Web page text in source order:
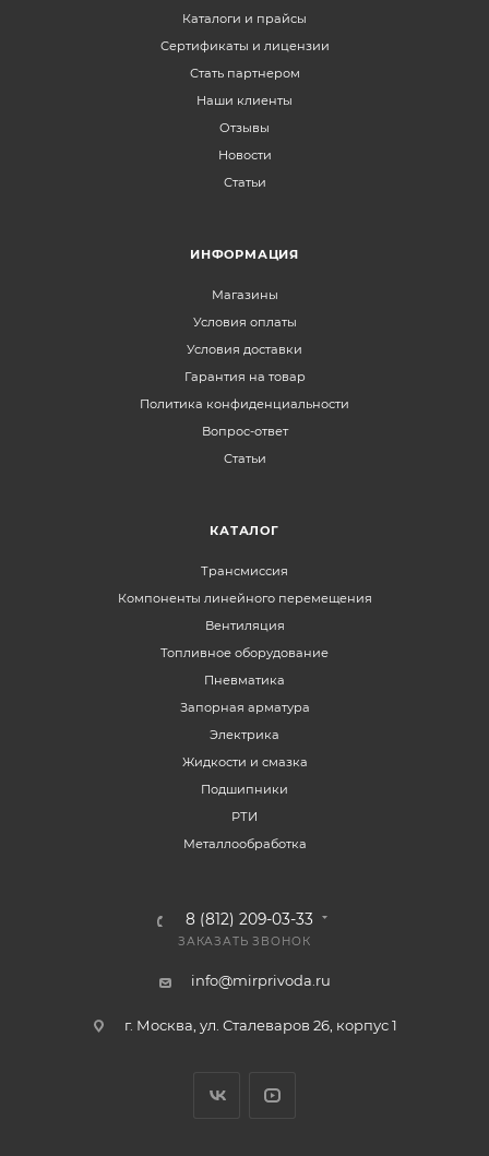
Каталоги и прайсы
Сертификаты и лицензии
Стать партнером
Наши клиенты
Отзывы
Новости
Статьи
ИНФОРМАЦИЯ
Магазины
Условия оплаты
Условия доставки
Гарантия на товар
Политика конфиденциальности
Вопрос-ответ
Статьи
КАТАЛОГ
Трансмиссия
Компоненты линейного перемещения
Вентиляция
Топливное оборудование
Пневматика
Запорная арматура
Электрика
Жидкости и смазка
Подшипники
РТИ
Металлообработка
8 (812) 209-03-33
ЗАКАЗАТЬ ЗВОНОК
info@mirprivoda.ru
г. Москва, ул. Сталеваров 26, корпус 1